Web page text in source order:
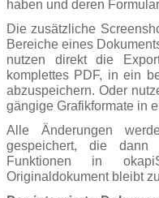
haben und deren
Die zusätzliche
Bereiche eines
nutzen direkt die
komplettes PDF, in ein
abzuspeichern. Oder
gängige Grafikformate in
Alle Änderungen
gespeichert, die
Funktionen in
Originaldokument bleibt